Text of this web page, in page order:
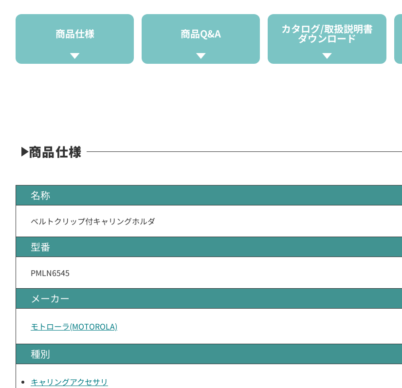
商品仕様 商品Q&A カタログ/取扱説明書
ダウンロード
商品仕様
名称
ベルトクリップ付キャリングホルダ
型番
PMLN6545
メーカー
モトローラ(MOTOROLA)
種別
キャリングアクセサリ